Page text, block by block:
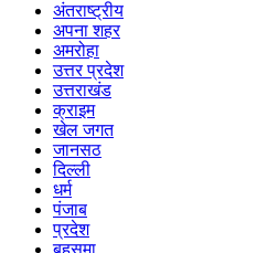
अंतराष्ट्रीय
अपना शहर
अमरोहा
उत्तर प्रदेश
उत्तराखंड
क्राइम
खेल जगत
जानसठ
दिल्ली
धर्म
पंजाब
प्रदेश